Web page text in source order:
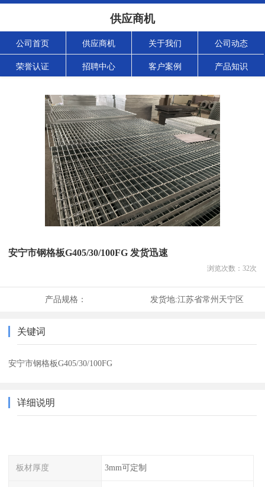
供应商机
公司首页 供应商机 关于我们 公司动态
荣誉认证 招聘中心 客户案例 产品知识
安宁市钢格板G405/30/100FG 发货迅速
浏览次数： 32次
产品规格： 发货地:江苏省常州天宁区
关键词
安宁市钢格板G405/30/100FG
详细说明
板材厚度 3mm可定制